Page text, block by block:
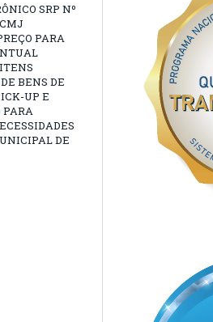
SRP Nº
PARA
BENS DE
UP E
PARA
DE